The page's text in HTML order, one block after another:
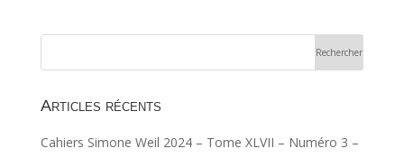
Articles récents
Cahiers Simone Weil 2024 – Tome XLVII – Numéro 3 –